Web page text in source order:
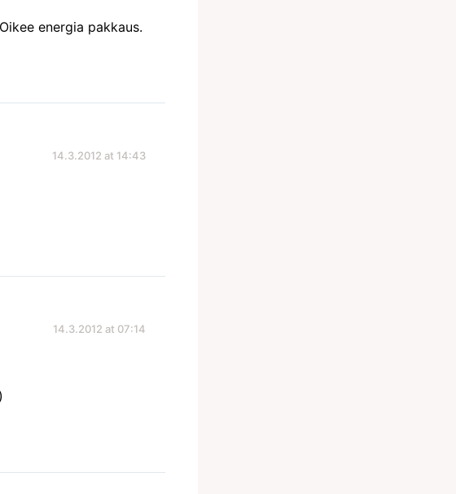
energia pakkaus.
14.3.2012 at 14:43
14.3.2012 at 07:14